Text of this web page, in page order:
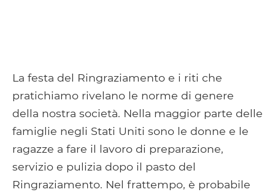
La festa del Ringraziamento e i riti che
pratichiamo rivelano le norme di genere
della nostra società. Nella maggior parte delle
famiglie negli Stati Uniti sono le donne e le
ragazze a fare il lavoro di preparazione,
servizio e pulizia dopo il pasto del
Ringraziamento. Nel frattempo, è probabile